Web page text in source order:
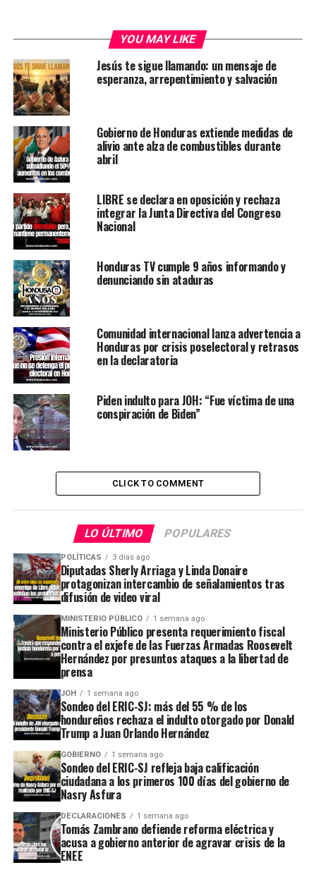
YOU MAY LIKE
Jesús te sigue llamando: un mensaje de
esperanza, arrepentimiento y salvación
Gobierno de Honduras extiende medidas de
alivio ante alza de combustibles durante
abril
LIBRE se declara en oposición y rechaza
integrar la Junta Directiva del Congreso
Nacional
Honduras TV cumple 9 años informando y
denunciando sin ataduras
Comunidad internacional lanza advertencia a
Honduras por crisis poselectoral y retrasos
en la declaratoria
Piden indulto para JOH: “Fue víctima de una
conspiración de Biden”
CLICK TO COMMENT
LO ÚLTIMO POPULARES
POLÍTICAS 3 días ago
Diputadas Sherly Arriaga y Linda Donaire
protagonizan intercambio de señalamientos tras
difusión de video viral
MINISTERIO PÚBLICO 1 semana ago
Ministerio Público presenta requerimiento fiscal
contra el exjefe de las Fuerzas Armadas Roosevelt
Hernández por presuntos ataques a la libertad de
prensa
JOH 1 semana ago
Sondeo del ERIC-SJ: más del 55 % de los
hondureños rechaza el indulto otorgado por Donald
Trump a Juan Orlando Hernández
GOBIERNO 1 semana ago
Sondeo del ERIC-SJ refleja baja calificación
ciudadana a los primeros 100 días del gobierno de
Nasry Asfura
DECLARACIONES 1 semana ago
Tomás Zambrano defiende reforma eléctrica y
acusa a gobierno anterior de agravar crisis de la
ENEE